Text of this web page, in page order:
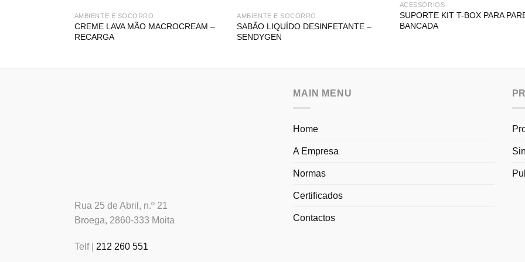
AMBIENTE E SOCORRO
CREME LAVA MÃO MACROCREAM –
RECARGA
AMBIENTE E SOCORRO
SABÃO LIQUÍDO DESINFETANTE –
SENDYGEN
ACESSÓRIOS
SUPORTE KIT T-BOX PARA
BANCADA
Rua 25 de Abril, n.º 21
Broega, 2860-333 Moita
Telf | 212 260 551
MAIN MENU
Home
A Empresa
Normas
Certificados
Contactos